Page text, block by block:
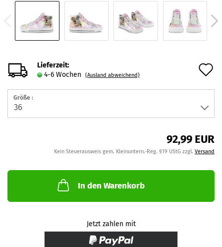
Lieferzeit:
4-6 Wochen
(Ausland abweichend)
Größe :
92,99 EUR
Kein Steuerausweis gem. Kleinuntern.-Reg. §19 UStG zzgl. Versand
In den Warenkorb
Jetzt zahlen mit